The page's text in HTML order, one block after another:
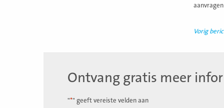
Vorig
Ontvang gratis meer
"*" geeft vereiste velden aan